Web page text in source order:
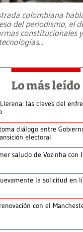
colombiana
del periodismo, el
constitucionales
...
Lo más leído
las claves del
diálogo entre
electoral
saludo de Vozinha con
la solicitud en
con el